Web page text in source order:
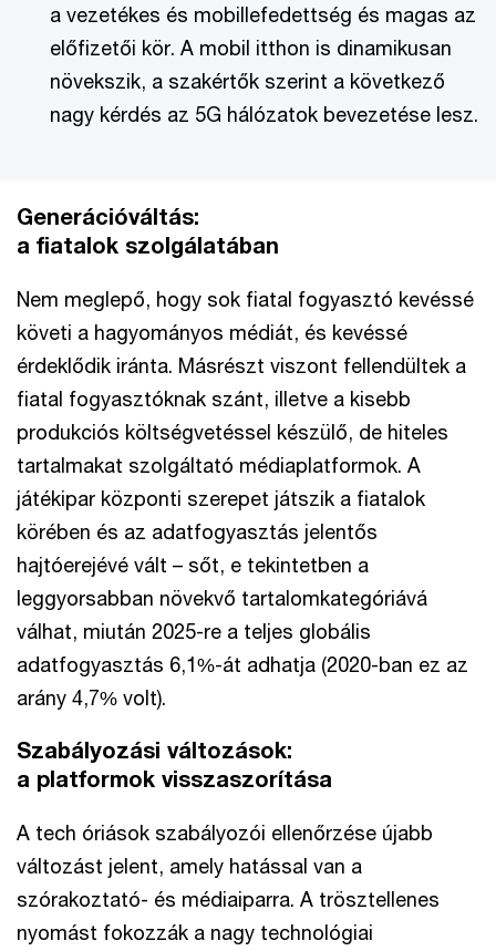
a vezetékes és mobillefedettség és magas az
előfizetői kör. A mobil itthon is dinamikusan
növekszik, a szakértők szerint a következő
nagy kérdés az 5G hálózatok bevezetése lesz.
Generációváltás:
a fiatalok szolgálatában
Nem meglepő, hogy sok fiatal fogyasztó kevéssé
követi a hagyományos médiát, és kevéssé
érdeklődik iránta. Másrészt viszont fellendültek a
fiatal fogyasztóknak szánt, illetve a kisebb
produkciós költségvetéssel készülő, de hiteles
tartalmakat szolgáltató médiaplatformok. A
játékipar központi szerepet játszik a fiatalok
körében és az adatfogyasztás jelentős
hajtóerejévé vált – sőt, e tekintetben a
leggyorsabban növekvő tartalomkategóriává
válhat, miután 2025-re a teljes globális
adatfogyasztás 6,1%-át adhatja (2020-ban ez az
arány 4,7% volt).
Szabályozási változások:
a platformok visszaszorítása
A tech óriások szabályozói ellenőrzése újabb
változást jelent, amely hatással van a
szórakoztató- és médiaiparra. A trösztellenes
nyomást fokozzák a nagy technológiai